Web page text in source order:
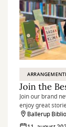
Join our brand
enjoy great
Ballerup